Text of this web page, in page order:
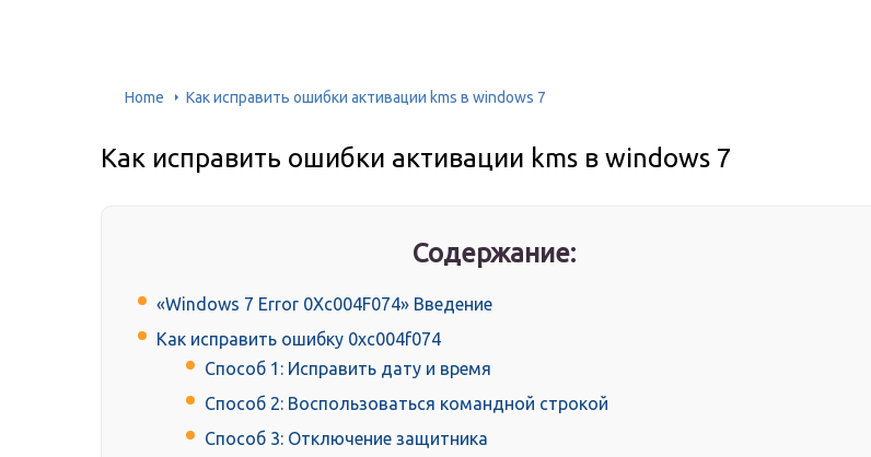
Home Как исправить ошибки активации kms в windows 7
Как исправить ошибки активации kms в windows 7
Содержание:
«Windows 7 Error 0Xc004F074» Введение
Как исправить ошибку 0xc004f074
Способ 1: Исправить дату и время
Способ 2: Воспользоваться командной строкой
Способ 3: Отключение защитника